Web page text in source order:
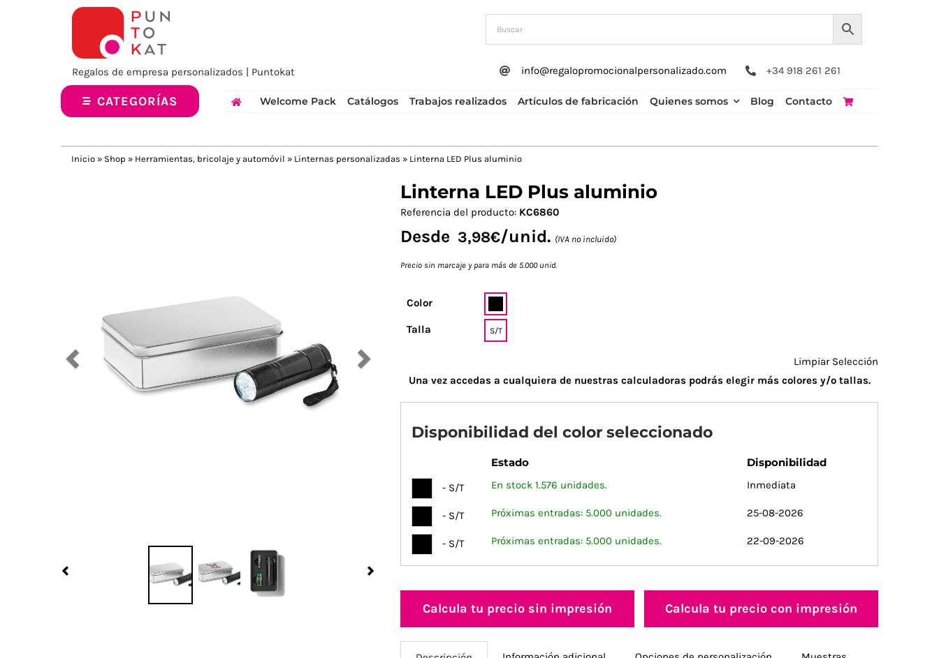
Regalos de empresa personalizados | Puntokat info@regalopromocionalpersonalizado.com +34 918 261 261
CATEGORÍAS Welcome Pack Catálogos Trabajos realizados Artículos de fabricación Quienes somos Blog Contacto
Inicio » Shop » Herramientas, bricolaje y automóvil » Linternas personalizadas » Linterna LED Plus aluminio
Linterna LED Plus aluminio
Referencia del producto: KC6860
Desde 3,98€/unid. (IVA no incluido)
Precio sin marcaje y para más de 5.000 unid.
Color
Talla S/T
Limpiar Selección
Una vez accedas a cualquiera de nuestras calculadoras podrás elegir más colores y/o tallas.
Disponibilidad del color seleccionado
Estado Disponibilidad
- S/T En stock 1.576 unidades. Inmediata
- S/T Próximas entradas: 5.000 unidades. 25-08-2026
- S/T Próximas entradas: 5.000 unidades. 22-09-2026
Calcula tu precio sin impresión Calcula tu precio con impresión